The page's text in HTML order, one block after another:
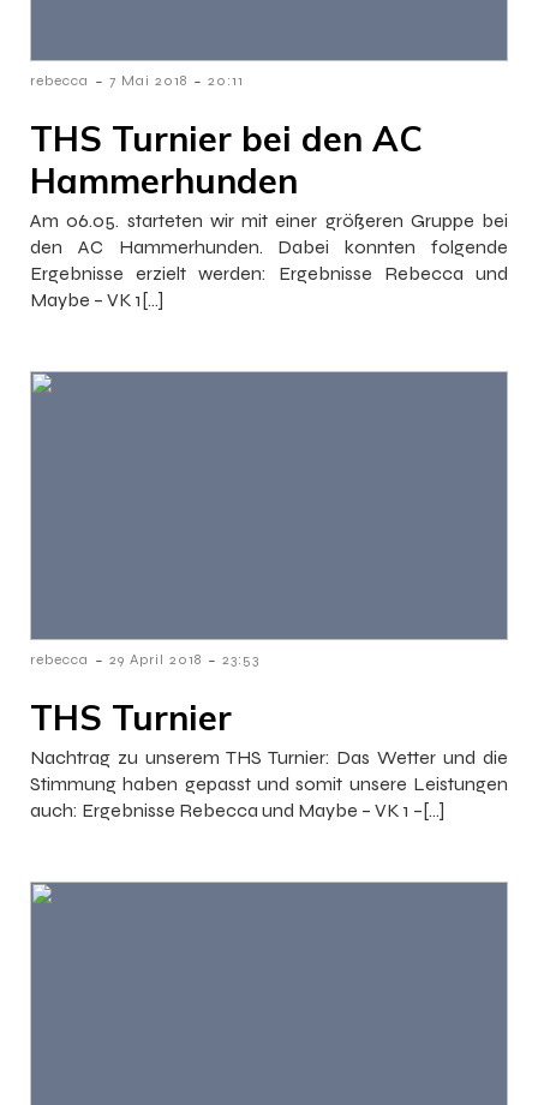
rebecca - 7 Mai 2018 - 20:11
THS Turnier bei den AC
Hammerhunden
Am 06.05. starteten wir mit einer größeren Gruppe bei
den AC Hammerhunden. Dabei konnten folgende
Ergebnisse erzielt werden: Ergebnisse Rebecca und
Maybe – VK 1[…]
rebecca - 29 April 2018 - 23:53
THS Turnier
Nachtrag zu unserem THS Turnier: Das Wetter und die
Stimmung haben gepasst und somit unsere Leistungen
auch: Ergebnisse Rebecca und Maybe – VK 1 –[…]